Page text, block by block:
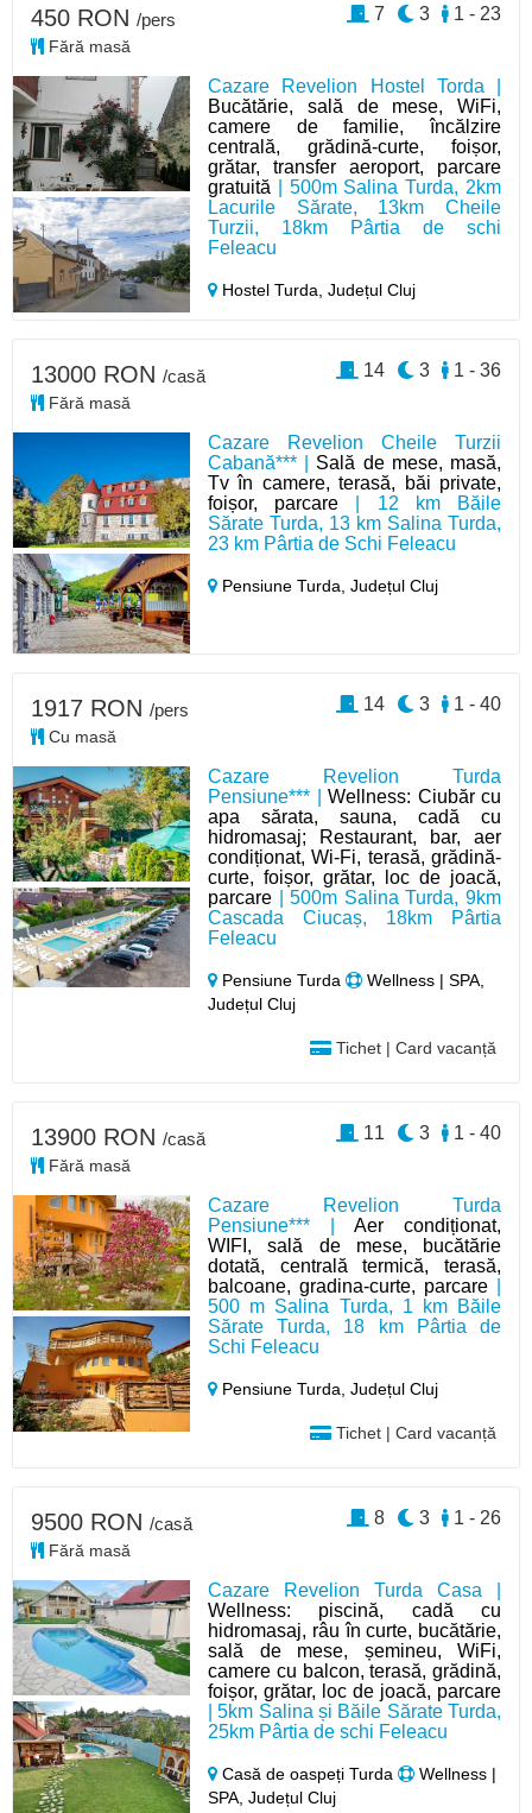
Cazare Revelion Hostel Torda |
Bucătărie, sală de mese, WiFi,
camere de familie, încălzire
centrală, grădină-curte, foișor,
grătar, transfer aeroport, parcare
gratuită | 500m Salina Turda, 2km
Lacurile Sărate, 13km Cheile
Turzii, 18km Pârtia de schi
Feleacu
Hostel Turda,Județul Cluj
450 RON /pers
Fără masă
1 - 23
3
7
Cazare Revelion Cheile Turzii
Cabană*** | Sală de mese, masă,
Tv în camere, terasă, băi private,
foișor, parcare | 12 km Băile
Sărate Turda, 13 km Salina Turda,
23 km Pârtia de Schi Feleacu
Pensiune Turda,Județul Cluj
13000 RON /casă
Fără masă
1 - 36
3
14
Cazare Revelion Turda
Pensiune*** |Wellness: Ciubăr cu
apa sărata, sauna, cadă cu
hidromasaj; Restaurant, bar, aer
condiționat, Wi-Fi, terasă, grădină-
curte, foișor, grătar, loc de joacă,
parcare | 500m Salina Turda, 9km
Cascada Ciucaș, 18km Pârtia
Feleacu
Pensiune Turda
Wellness | SPA,
Județul Cluj
Tichet | Card vacanță
1917 RON /pers
Cu masă
1 - 40
3
14
Cazare Revelion Turda
Pensiune*** |Aer condiționat,
WIFI, sală de mese, bucătărie
dotată, centrală termică, terasă,
balcoane, gradina-curte, parcare
500 m Salina Turda, 1 km Băile
Sărate Turda, 18 km Pârtia de
Schi Feleacu
Pensiune Turda,Județul Cluj
Tichet | Card vacanță
13900 RON /casă
Fără masă
1 - 40
3
11
Cazare Revelion Turda Casa |
Wellness: piscină, cadă cu
hidromasaj, râu în curte, bucătărie,
sală de mese, șemineu, WiFi,
camere cu balcon, terasă, grădină,
foișor, grătar, loc de joacă, parcare
| 5km Salina și Băile Sărate Turda,
25km Pârtia de schi Feleacu
Casă de oaspeți Turda
Wellness |
SPA, Județul Cluj
9500 RON /casă
Fără masă
1 - 26
3
8